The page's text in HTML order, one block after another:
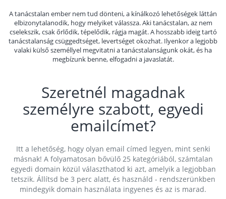
A tanácstalan ember nem tud dönteni, a kínálkozó lehetőségek láttán
elbizonytalanodik, hogy melyiket válassza. Aki tanácstalan, az nem
cselekszik, csak őrlődik, tépelődik, rágja magát. A hosszabb ideig tartó
tanácstalanság csüggedtséget, levertséget okozhat. Ilyenkor a legjobb
valaki külső személlyel megvitatni a tanácstalanságunk okát, és ha
megbízunk benne, elfogadni a javaslatát.
Szeretnél magadnak
személyre szabott, egyedi
emailcímet?
Itt a lehetőség, hogy olyan email címed legyen, mint senki
másnak! A folyamatosan bővülő 25 kategóriából, számtalan
egyedi domain közül választhatod ki azt, amelyik a legjobban
tetszik. Állítsd be 3 perc alatt, és használd - rendszerünkben
mindegyik domain használata ingyenes és az is marad.